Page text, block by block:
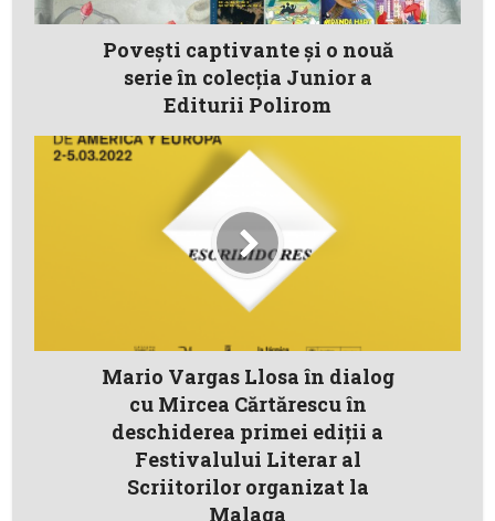
Povești captivante și o nouă
serie în colecția Junior a
Editurii Polirom
Mario Vargas Llosa în dialog
cu Mircea Cărtărescu în
deschiderea primei ediții a
Festivalului Literar al
Scriitorilor organizat la
Malaga